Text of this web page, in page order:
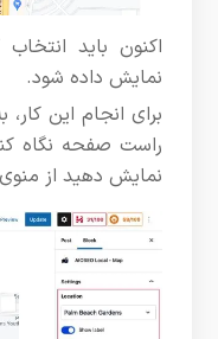
اکنون باید
نمایش داده شود.
برای انجام این
راست صفحه نگاه
نمایش دهید از